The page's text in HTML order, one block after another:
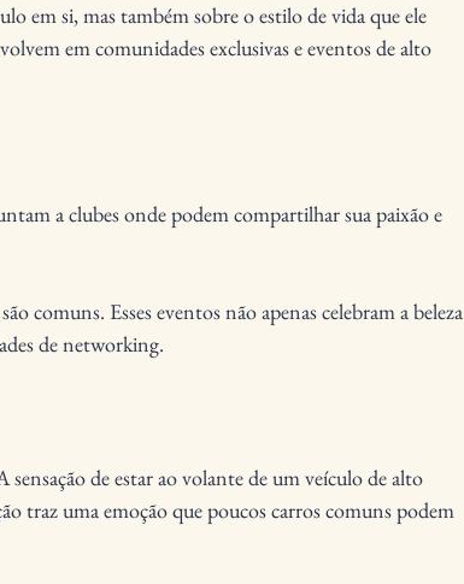
em si, mas também sobre o estilo de vida que ele
em comunidades exclusivas e eventos de alto
a clubes onde podem compartilhar sua paixão e
comuns. Esses eventos não apenas celebram a beleza
de networking.
de estar ao volante de um veículo de alto
traz uma emoção que poucos carros comuns podem